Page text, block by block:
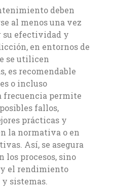
deben
al menos una vez
su efectividad y
en entornos de
se utilicen
es recomendable
o incluso
frecuencia permite
fallos,
prácticas y
la normativa o en
Así, se asegura
los procesos, sino
el rendimiento
sistemas.